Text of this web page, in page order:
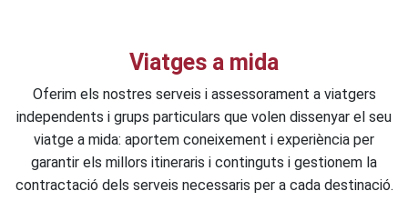
Viatges a mida
Oferim els nostres serveis i assessorament a viatgers
independents i grups particulars que volen dissenyar el seu
viatge a mida: aportem coneixement i experiència per
garantir els millors itineraris i continguts i gestionem la
contractació dels serveis necessaris per a cada destinació.